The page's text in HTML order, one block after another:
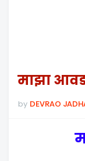
माझा
by DEVRAO